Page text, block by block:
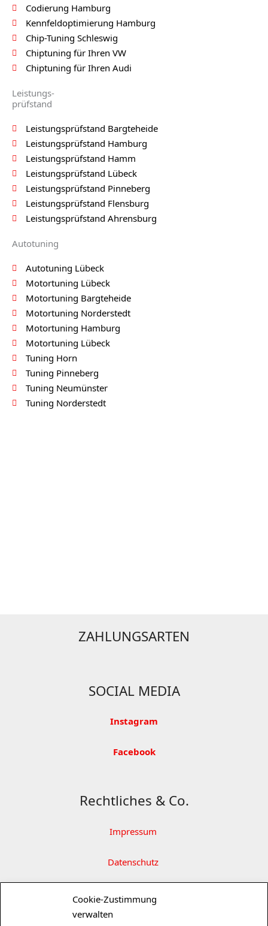
Codierung Hamburg
Kennfeldoptimierung Hamburg
Chip-Tuning Schleswig
Chiptuning für Ihren VW
Chiptuning für Ihren Audi
Leistungs-
prüfstand
Leistungsprüfstand Bargteheide
Leistungsprüfstand Hamburg
Leistungsprüfstand Hamm
Leistungsprüfstand Lübeck
Leistungsprüfstand Pinneberg
Leistungsprüfstand Flensburg
Leistungsprüfstand Ahrensburg
Autotuning
Autotuning Lübeck
Motortuning Lübeck
Motortuning Bargteheide
Motortuning Norderstedt
Motortuning Hamburg
Motortuning Lübeck
Tuning Horn
Tuning Pinneberg
Tuning Neumünster
Tuning Norderstedt
ZAHLUNGSARTEN
SOCIAL MEDIA
Instagram
Facebook
Rechtliches & Co.
Impressum
Datenschutz
Cookie-Zustimmung
verwalten